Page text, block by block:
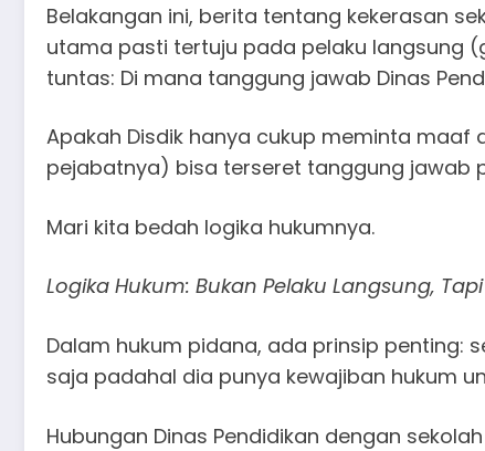
​Belakangan ini, berita tentang kekerasan
utama pasti tertuju pada pelaku langsung
tuntas: Di mana tanggung jawab Dinas
​Apakah Disdik hanya cukup meminta maaf
pejabatnya) bisa terseret tanggung jawab
​Mari kita bedah logika hukumnya.
​Logika Hukum: Bukan Pelaku Langsung,
​Dalam hukum pidana, ada prinsip penting:
saja padahal dia punya kewajiban hukum
​Hubungan Dinas Pendidikan dengan